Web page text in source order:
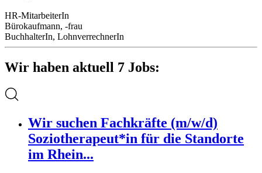
HR-MitarbeiterIn
Bürokaufmann, -frau
BuchhalterIn, LohnverrechnerIn
Wir haben aktuell 7 Jobs:
Wir suchen Fachkräfte (m/w/d)
Soziotherapeut*in für die Standorte
im Rhein...